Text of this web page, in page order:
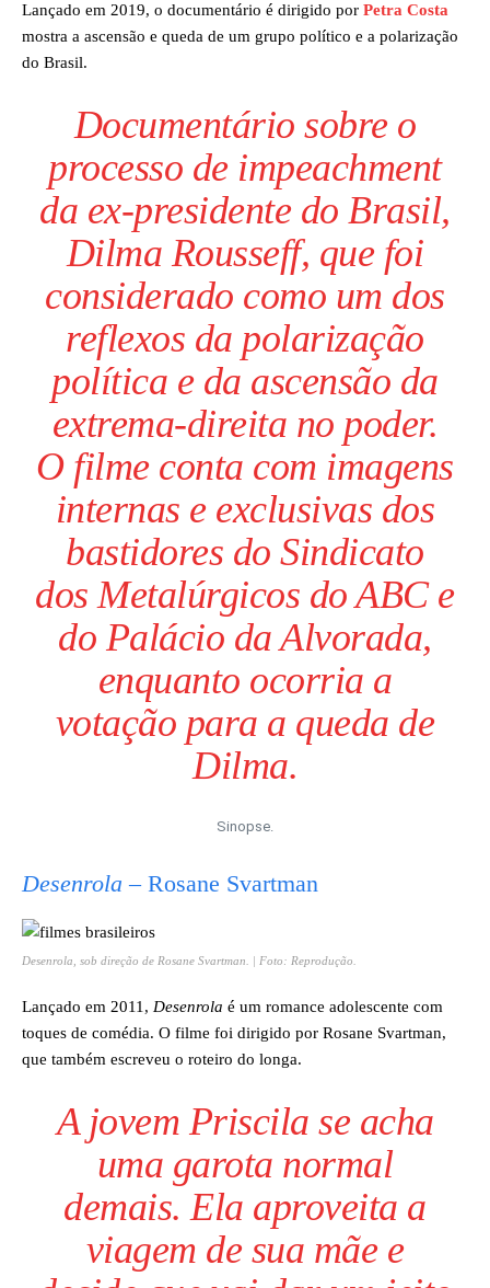
Lançado em 2019, o documentário é dirigido por Petra Costa
mostra a ascensão e queda de um grupo político e a polarização
do Brasil.
Documentário sobre o
processo de impeachment
da ex-presidente do Brasil,
Dilma Rousseff, que foi
considerado como um dos
reflexos da polarização
política e da ascensão da
extrema-direita no poder.
O filme conta com imagens
internas e exclusivas dos
bastidores do Sindicato
dos Metalúrgicos do ABC e
do Palácio da Alvorada,
enquanto ocorria a
votação para a queda de
Dilma.
Sinopse.
Desenrola – Rosane Svartman
Desenrola , sob direção de Rosane Svartman. | Foto: Reprodução.
Lançado em 2011, Desenrola é um romance adolescente com
toques de comédia. O filme foi dirigido por Rosane Svartman,
que também escreveu o roteiro do longa.
A jovem Priscila se acha
uma garota normal
demais. Ela aproveita a
viagem de sua mãe e